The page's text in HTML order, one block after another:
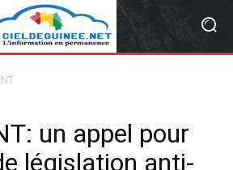
un appel pour
législation anti-